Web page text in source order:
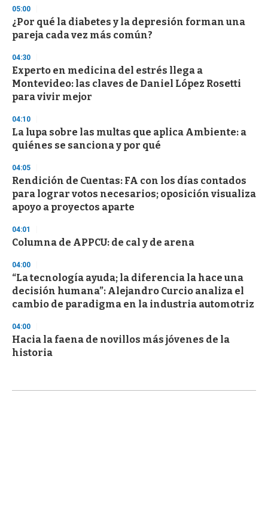
3
s
e
c
n
d
s
05:00
¿Por qué la diabetes y la depresión forman una
pareja cada vez más común?
04:30
Experto en medicina del estrés llega a
Montevideo: las claves de Daniel López Rosetti
para vivir mejor
04:10
La lupa sobre las multas que aplica Ambiente: a
quiénes se sanciona y por qué
04:05
Rendición de Cuentas: FA con los días contados
para lograr votos necesarios; oposición visualiza
apoyo a proyectos aparte
04:01
Columna de APPCU: de cal y de arena
04:00
“La tecnología ayuda; la diferencia la hace una
decisión humana”: Alejandro Curcio analiza el
cambio de paradigma en la industria automotriz
04:00
Hacia la faena de novillos más jóvenes de la
historia